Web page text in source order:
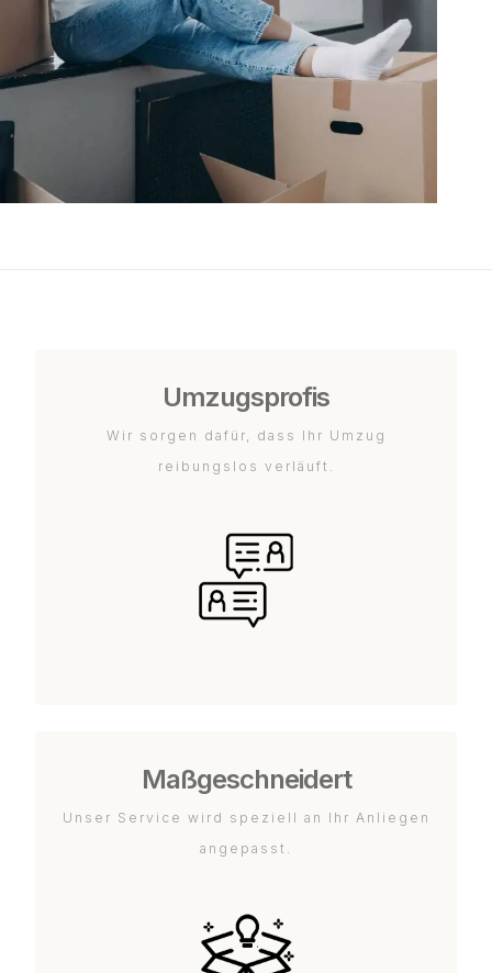
Umzugsprofis
Wir sorgen dafür, dass Ihr Umzug
reibungslos verläuft.
Maßgeschneidert
Unser Service wird speziell an Ihr Anliegen
angepasst.